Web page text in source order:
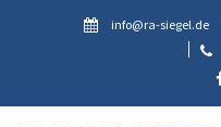
info@ra-siegel.de